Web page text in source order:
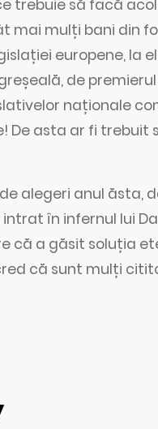
trebuie să facă
mai mulți bani din
europene, la
de
naționale
De asta ar fi
alegeri anul ăsta,
în infernul lui
că a găsit soluția
că sunt mulți